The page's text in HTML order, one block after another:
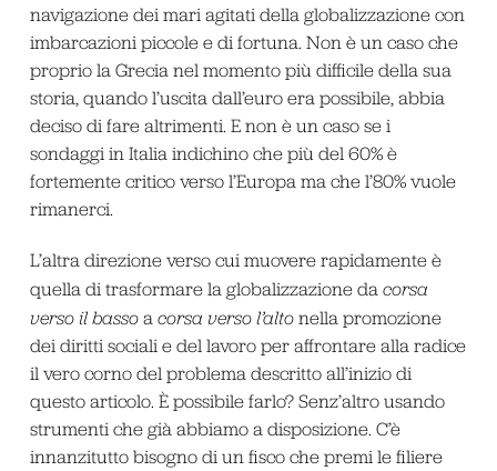
navigazione dei mari agitati della globalizzazione con
imbarcazioni piccole e di fortuna. Non è un caso che
proprio la Grecia nel momento più difficile della sua
storia, quando l’uscita dall’euro era possibile, abbia
deciso di fare altrimenti. E non è un caso se i
sondaggi in Italia indichino che più del 60% è
fortemente critico verso l’Europa ma che l’80% vuole
rimanerci.
L’altra direzione verso cui muovere rapidamente è
quella di trasformare la globalizzazione da corsa
verso il bassoa corsa verso l’altonella promozione
dei diritti sociali e del lavoro per affrontare alla radice
il vero corno del problema descritto all’inizio di
questo articolo. È possibile farlo? Senz’altro usando
strumenti che già abbiamo a disposizione. C’è
innanzitutto bisogno di un fisco che premi le filiere